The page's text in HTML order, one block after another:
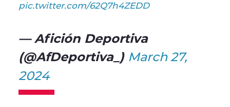
pic.twitter.com/62Q7h4ZEDD
— Afición Deportiva
(@AfDeportiva_) March 27,
2024